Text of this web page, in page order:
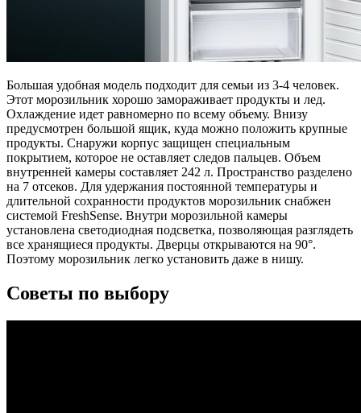
Большая удобная модель подходит для семьи из 3-4 человек.
Этот морозильник хорошо замораживает продукты и лед.
Охлаждение идет равномерно по всему объему. Внизу
предусмотрен большой ящик, куда можно положить крупные
продукты. Снаружи корпус защищен специальным
покрытием, которое не оставляет следов пальцев. Объем
внутренней камеры составляет 242 л. Пространство разделено
на 7 отсеков. Для удержания постоянной температуры и
длительной сохранности продуктов морозильник снабжен
системой FreshSense. Внутри морозильной камеры
установлена светодиодная подсветка, позволяющая разглядеть
все хранящиеся продукты. Дверцы открываются на 90°.
Поэтому морозильник легко установить даже в нишу.
Советы по выбору